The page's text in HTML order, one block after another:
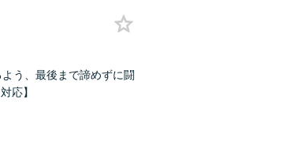
う、最後まで諦めずに闘
応】